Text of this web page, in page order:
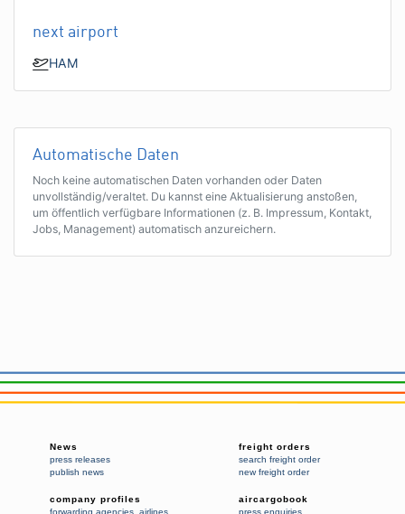
next airport
HAM
Automatische Daten
Noch keine automatischen Daten vorhanden oder Daten
unvollständig/veraltet. Du kannst eine Aktualisierung anstoßen,
um öffentlich verfügbare Informationen (z. B. Impressum, Kontakt,
Jobs, Management) automatisch anzureichern.
News
press releases
publish news
freight orders
search freight order
new freight order
company profiles
forwarding agencies airlines
aircargobook
press enquiries